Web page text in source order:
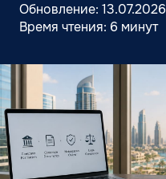
Обновление: 13.07.2026
Время чтения: 6 минут